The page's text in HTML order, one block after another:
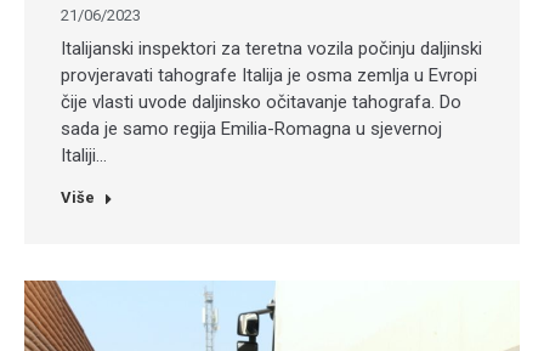
21/06/2023
Italijanski inspektori za teretna vozila počinju daljinski
provjeravati tahografe Italija je osma zemlja u Evropi
čije vlasti uvode daljinsko očitavanje tahografa. Do
sada je samo regija Emilia-Romagna u sjevernoj
Italiji…
Više